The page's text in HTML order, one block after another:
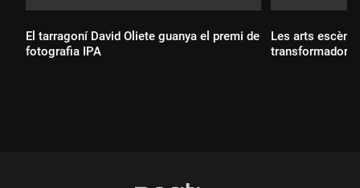
El tarragoní David Oliete guanya el premi de
fotografia IPA
Les arts
transformador